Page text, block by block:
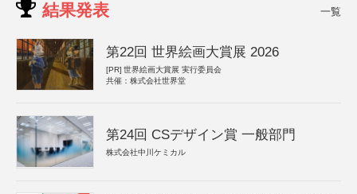
結果発表 一覧
第22回 世界絵画大賞展 2026
[PR] 世界絵画大賞展 実行委員会
共催：株式会社世界堂
第24回 CSデザイン賞 一般部門
株式会社中川ケミカル